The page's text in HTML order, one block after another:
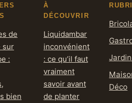
de
sur
:
bien
À
DÉCOUVRIR
Liquidambar
inconvénient
: ce qu’il faut
vraiment
savoir avant
de planter
Déco